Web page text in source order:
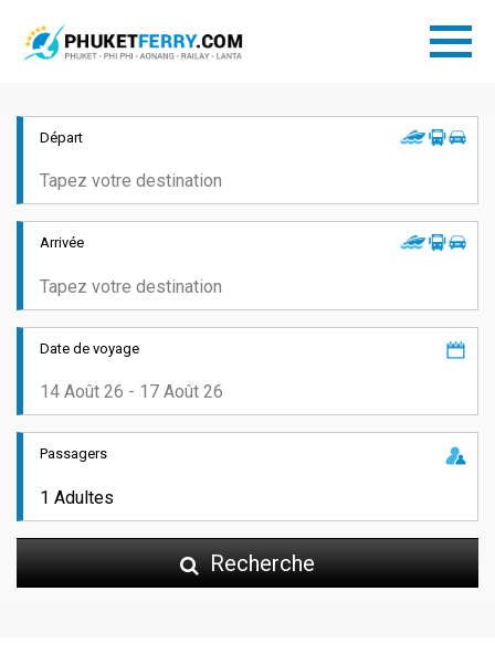
Départ
Arrivée
Date de voyage
Passagers
Recherche